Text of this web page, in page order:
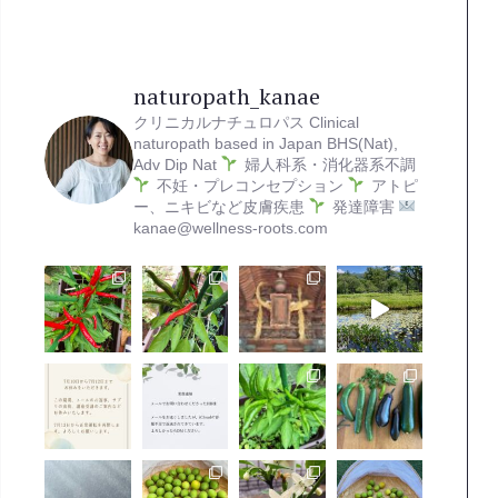
naturopath_kanae
クリニカルナチュロパス Clinical
naturopath based in Japan BHS(Nat),
Adv Dip Nat
婦人科系・消化器系不調
不妊・プレコンセプション
アトピ
ー、ニキビなど皮膚疾患
発達障害
kanae@wellness-roots.com